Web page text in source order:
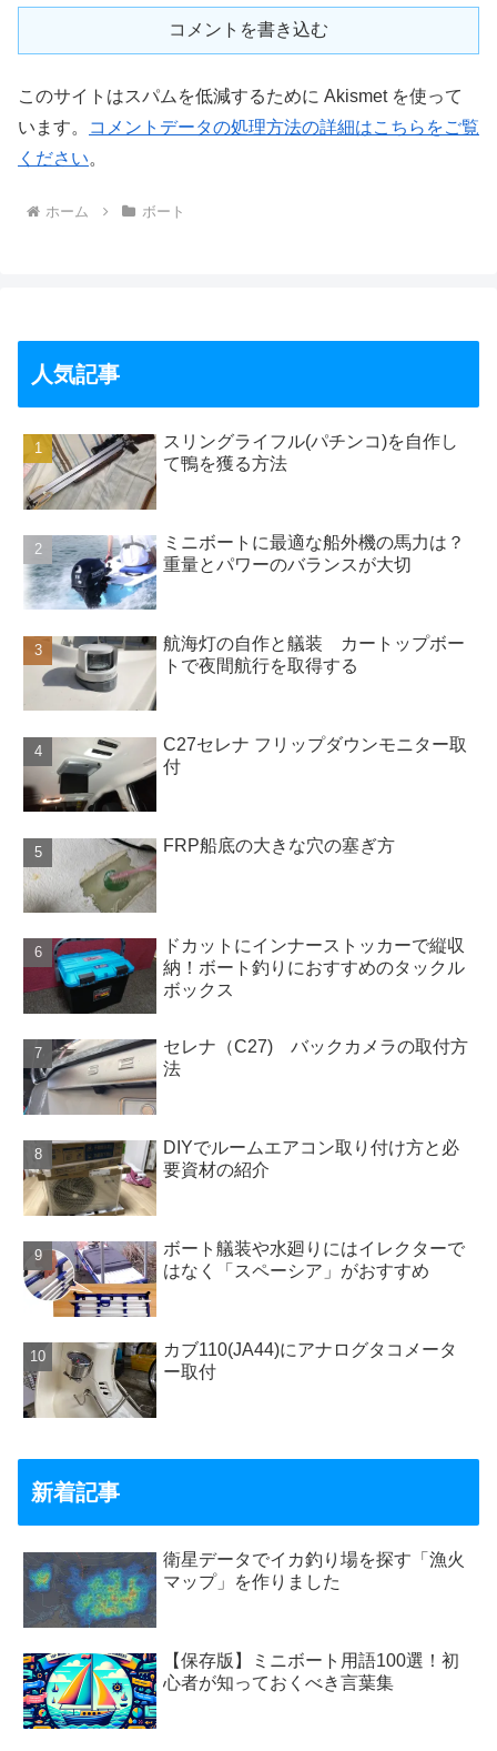
コメントを書き込む
このサイトはスパムを低減するために Akismet を使って
います。
コメントデータの処理方法の詳細はこちらをご覧
ください。
ホーム ボート
人気記事
スリングライフル(パチンコ)を自作し
て鴨を獲る方法
ミニボートに最適な船外機の馬力は？
重量とパワーのバランスが大切
航海灯の自作と艤装 カートップボー
トで夜間航行を取得する
C27セレナ フリップダウンモニター取
付
FRP船底の大きな穴の塞ぎ方
ドカットにインナーストッカーで縦収
納！ボート釣りにおすすめのタックル
ボックス
セレナ（C27) バックカメラの取付方
法
DIYでルームエアコン取り付け方と必
要資材の紹介
ボート艤装や水廻りにはイレクターで
はなく「スペーシア」がおすすめ
カブ110(JA44)にアナログタコメータ
ー取付
新着記事
衛星データでイカ釣り場を探す「漁火
マップ」を作りました
【保存版】ミニボート用語100選！初
心者が知っておくべき言葉集